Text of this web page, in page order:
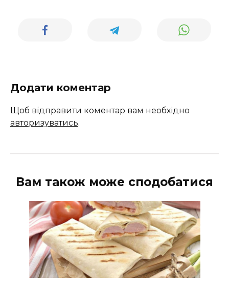
Додати коментар
Щоб відправити коментар вам необхідно
авторизуватись.
Вам також може сподобатися